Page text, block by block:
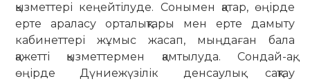
қызметтері кеңейтілуде. Сонымен қатар, өңірде
ерте араласу орталықтары мен ерте дамыту
кабинеттері жұмыс жасап, мыңдаған бала
қажетті қызметтермен қамтылуда. Сондай-ақ,
өңірде Дүниежүзілік денсаулық сақтау